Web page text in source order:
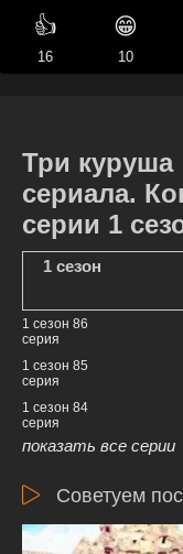
👍
16
😁
10
Три куруша
сериала.
серии 1
1 сезон
1 сезон 86
серия
1 сезон 85
серия
1 сезон 84
серия
показать все серии
Советуем